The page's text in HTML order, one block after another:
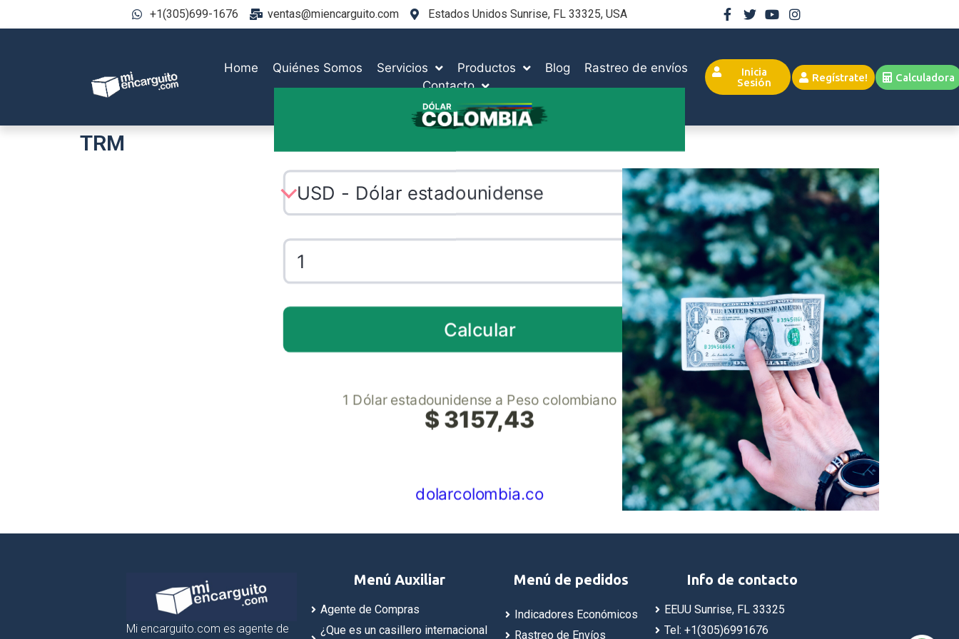
+1(305)699-1676 ventas@miencarguito.com Estados Unidos Sunrise, FL 33325, USA
Home Quiénes Somos Servicios Productos Blog
Rastreo de envíos
Contacto
Inicia
Sesión
Regístrate! Calculadora
TRM
dolarcolombia.co
Mi encarguito.com es agente de
Menú Auxiliar
Agente de Compras
¿Que es un casillero internacional
Menú de pedidos
Indicadores Económicos
Rastreo de Envíos
Info de contacto
EEUU Sunrise, FL 33325
Tel: +1(305)6991676